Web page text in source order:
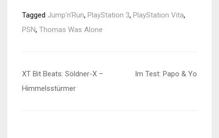
Tagged Jump'n'Run, PlayStation 3, PlayStation Vita,
PSN, Thomas Was Alone
Beitragsnavigation
XT Bit Beats: Söldner-X –
Himmelsstürmer
Im Test: Papo & Yo